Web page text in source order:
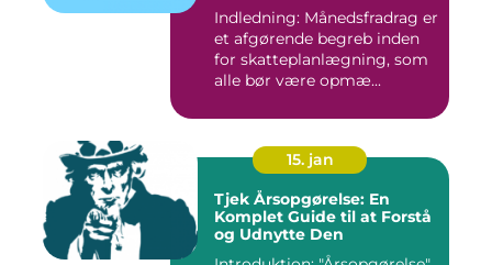
Indledning: Månedsfradrag er
et afgørende begreb inden
for skatteplanlægning, som
alle bør være opmæ...
15. jan
Tjek Årsopgørelse: En
Komplet Guide til at Forstå
og Udnytte Den